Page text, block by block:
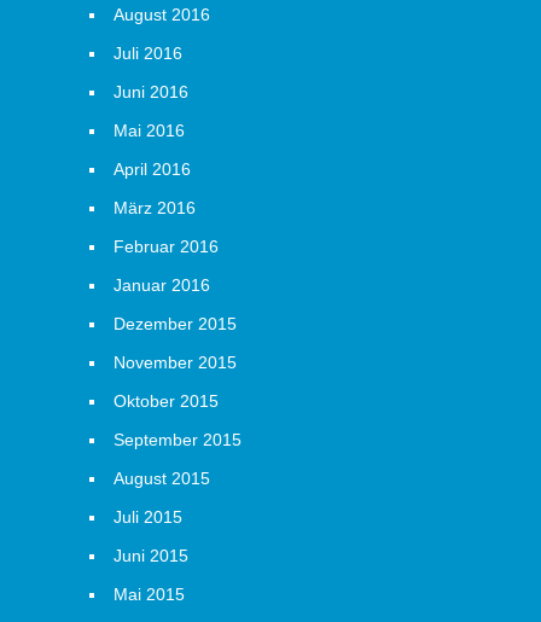
August 2016
Juli 2016
Juni 2016
Mai 2016
April 2016
März 2016
Februar 2016
Januar 2016
Dezember 2015
November 2015
Oktober 2015
September 2015
August 2015
Juli 2015
Juni 2015
Mai 2015